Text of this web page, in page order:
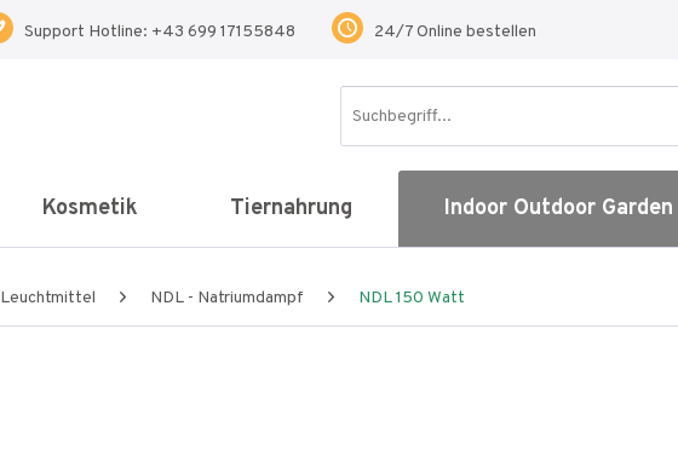
Support Hotline: +43 699 17155848 24/7 Online bestellen
Kosmetik Tiernahrung Indoor Outdoor Garden
Leuchtmittel NDL - Natriumdampf NDL 150 Watt